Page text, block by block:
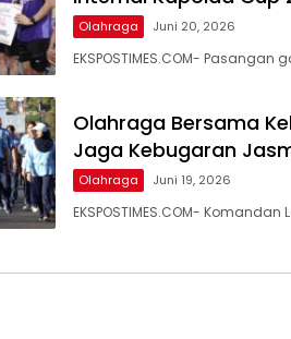
Olahraga Juni 20, 2026
EKSPOSTIMES.COM-
Olahraga Bersama
Jaga Kebugaran
Olahraga Juni 19, 2026
EKSPOSTIMES.COM-